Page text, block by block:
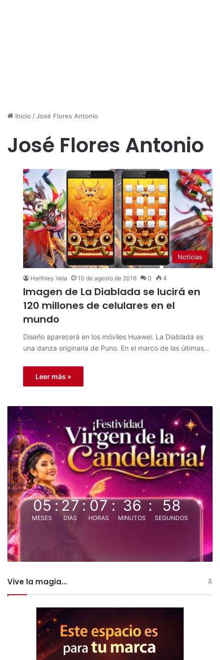
Inicio /José Flores Antonio
José Flores Antonio
Noticias
Harthley Vela 10 de agosto de 2016 0 4
Imagen de La Diablada se lucirá en
120 millones de celulares en el
mundo
Diseño aparecerá en los móviles Huawei. La Diablada es
una danza originaria de Puno. En el marco de las últimas…
Leer más »
05
MESES
:27
DIAS
:07
HORAS
: 36
MINUTOS
: 58
SEGUNDOS
Vive la magia...